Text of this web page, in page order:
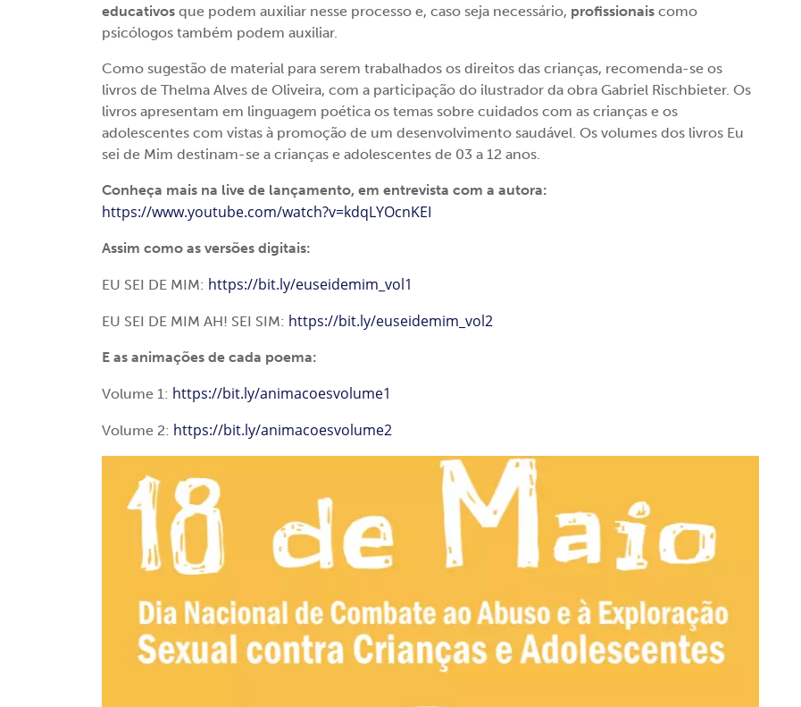
educativos que podem auxiliar nesse processo e, caso seja necessário, profissionais como
psicólogos também podem auxiliar.
Como sugestão de material para serem trabalhados os direitos das crianças, recomenda-se os
livros de Thelma Alves de Oliveira, com a participação do ilustrador da obra Gabriel Rischbieter. Os
livros apresentam em linguagem poética os temas sobre cuidados com as crianças e os
adolescentes com vistas à promoção de um desenvolvimento saudável. Os volumes dos livros Eu
sei de Mim destinam-se a crianças e adolescentes de 03 a 12 anos.
Conheça mais na live de lançamento, em entrevista com a autora:
https://www.youtube.com/watch?v=kdqLYOcnKEI
Assim como as versões digitais:
EU SEI DE MIM: https://bit.ly/euseidemim_vol1
EU SEI DE MIM AH! SEI SIM: https://bit.ly/euseidemim_vol2
E as animações de cada poema:
Volume 1: https://bit.ly/animacoesvolume1
Volume 2: https://bit.ly/animacoesvolume2